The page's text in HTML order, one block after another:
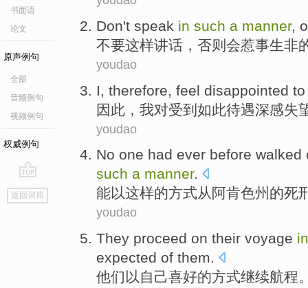
书面语
论文
原声例句
全部
音频例句
视频例句
权威例句
go
top
返回词典
Don't speak in such a manner,
不要这样讲话 ， 否则 会惹事生非
youdao
I therefore feel disappointed to
因此 ， 我对受到如此待遇深感失
youdao
No one had ever before walked
such a manner.
能以这样的方式从阿肯色州 的死
youdao
They proceed on their voyage
expected of them.
他们 以 自己喜好的方式继续航程